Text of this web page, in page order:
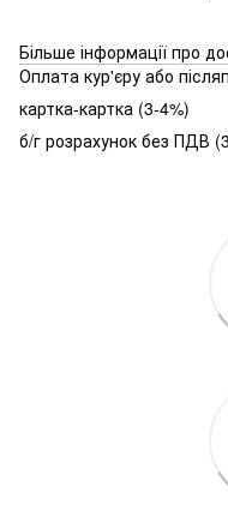
Більше інформації про
Оплата кур'єру або
картка-картка (3-4%)
б/г розрахунок без ПДВ